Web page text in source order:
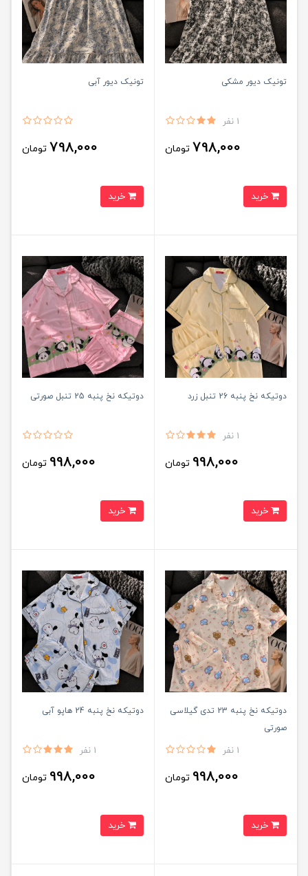
تونیک دیور مشکی
1 نفر
798,000 تومان
تونیک دیور آبی
798,000 تومان
دوتیکه نخ پنبه 26 تنبل زرد
1 نفر
998,000 تومان
دوتیکه نخ پنبه 25 تنبل صورتی
998,000 تومان
دوتیکه نخ پنبه 23 تدی گیلاسی
صورتی
1 نفر
998,000 تومان
دوتیکه نخ پنبه 24 هاپو آبی
1 نفر
998,000 تومان